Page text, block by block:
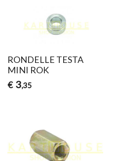
RONDELLE TESTA
MINI ROK
€ 3,35